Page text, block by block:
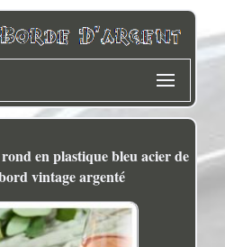
en plastique bleu acier de
vintage argenté